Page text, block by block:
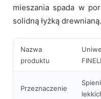
mieszania spada w
solidną łyżką drewnianą.
Nazwa
produktu
Przeznaczenie